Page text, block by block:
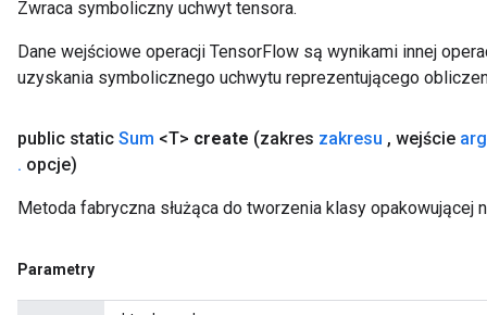
Zwraca symboliczny uchwyt tensora.
Dane wejściowe operacji TensorFlow są wynikami innej
uzyskania symbolicznego uchwytu reprezentującego
public static Sum <T> create (zakres zakresu , wejście
. opcje)
Metoda fabryczna służąca do tworzenia klasy opakowującej
Parametry